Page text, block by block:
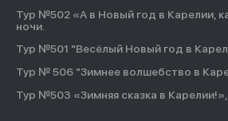
Тур №502 «А в Новый год в Карелии,
ночи.
Тур №501 "Весёлый Новый год в
Тур № 506 "Зимнее волшебство в
Тур №503 «Зимняя сказка в